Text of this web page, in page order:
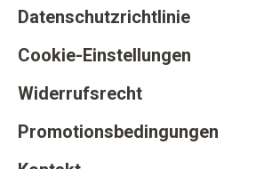
Datenschutzrichtlinie
Cookie-Einstellungen
Widerrufsrecht
Promotionsbedingungen